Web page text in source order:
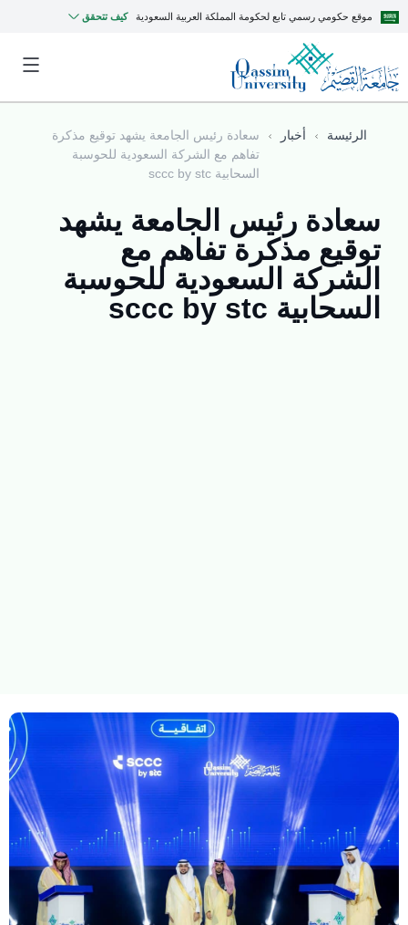
موقع حكومي رسمي تابع لحكومة المملكة العربية السعودية كيف تتحقق
الرئيسة أخبار
سعادة رئيس الجامعة يشهد توقيع مذكرة
تفاهم مع الشركة السعودية للحوسبة
السحابية sccc by stc
سعادة رئيس الجامعة يشهد
توقيع مذكرة تفاهم مع
الشركة السعودية للحوسبة
السحابية sccc by stc